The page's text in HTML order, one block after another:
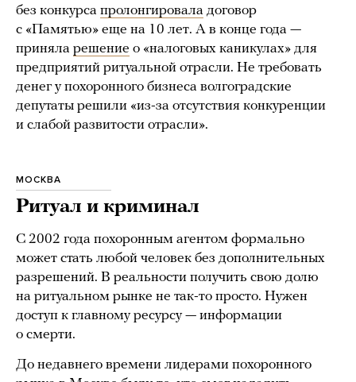
без конкурса пролонгировала договор
с «Памятью» еще на 10 лет. А в конце года —
приняла решение о «налоговых каникулах» для
предприятий ритуальной отрасли. Не требовать
денег у похоронного бизнеса волгоградские
депутаты решили «из-за отсутствия конкуренции
и слабой развитости отрасли».
МОСКВА
Ритуал и криминал
С 2002 года похоронным агентом формально
может стать любой человек без дополнительных
разрешений. В реальности получить свою долю
на ритуальном рынке не так-то просто. Нужен
доступ к главному ресурсу — информации
о смерти.
До недавнего времени лидерами похоронного